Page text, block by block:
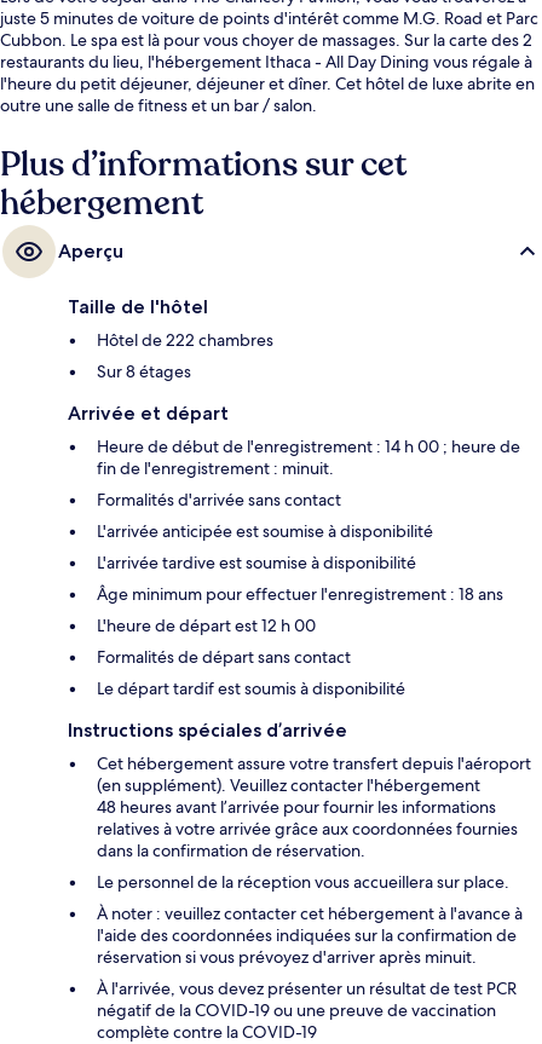
juste 5 minutes de voiture de points d'intérêt comme M.G. Road et Parc
Cubbon. Le spa est là pour vous choyer de massages. Sur la carte des 2
restaurants du lieu, l'hébergement Ithaca - All Day Dining vous régale à
l'heure du petit déjeuner, déjeuner et dîner. Cet hôtel de luxe abrite en
outre une salle de fitness et un bar / salon.
Plus d’informations sur cet
hébergement
Aperçu
Taille de l'hôtel
Hôtel de 222 chambres
Sur 8 étages
Arrivée et départ
Heure de début de l'enregistrement : 14 h 00 ; heure de
fin de l'enregistrement : minuit.
Formalités d'arrivée sans contact
L'arrivée anticipée est soumise à disponibilité
L'arrivée tardive est soumise à disponibilité
Âge minimum pour effectuer l'enregistrement : 18 ans
L'heure de départ est 12 h 00
Formalités de départ sans contact
Le départ tardif est soumis à disponibilité
Instructions spéciales d’arrivée
Cet hébergement assure votre transfert depuis l'aéroport
(en supplément). Veuillez contacter l'hébergement
48 heures avant l’arrivée pour fournir les informations
relatives à votre arrivée grâce aux coordonnées fournies
dans la confirmation de réservation.
Le personnel de la réception vous accueillera sur place.
À noter : veuillez contacter cet hébergement à l'avance à
l'aide des coordonnées indiquées sur la confirmation de
réservation si vous prévoyez d'arriver après minuit.
À l'arrivée, vous devez présenter un résultat de test PCR
négatif de la COVID-19 ou une preuve de vaccination
complète contre la COVID-19